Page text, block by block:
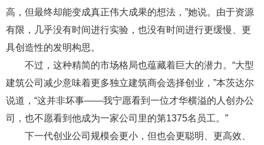
高，但最终却能变成真正伟大成果的想法，”她说。由于资源
有限，几乎没有时间进行实验，也没有时间进行更缓慢、更
具创造性的发明构思。
不过，这种精简的市场格局也蕴藏着巨大的潜力。“大型
建筑公司减少意味着更多独立建筑商会选择创业，”本茨达尔
说道，“这并非坏事——我宁愿看到一位才华横溢的人创办公
司，也不愿看到他成为一家公司里的第1375名员工。”
下一代创业公司规模会更小，但也会更聪明、更高效、